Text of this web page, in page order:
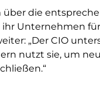
über die
ihr Unternehmen
„Der CIO
nutzt sie, um